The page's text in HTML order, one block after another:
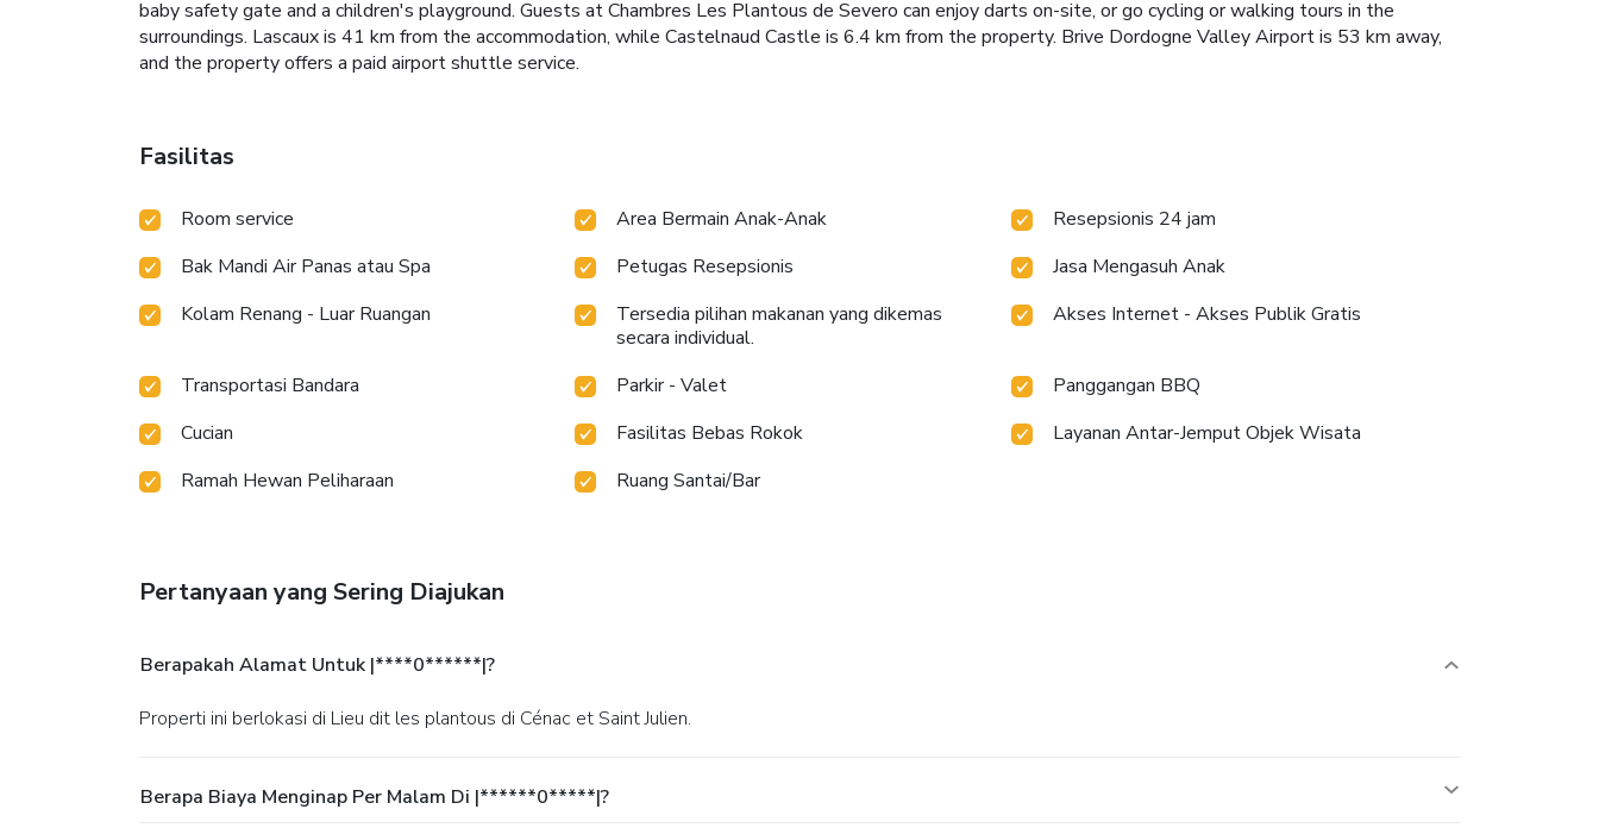
baby safety gate and a children's playground. Guests at Chambres Les Plantous de Severo can enjoy darts on-site, or go cycling or walking tours in the
surroundings. Lascaux is 41 km from the accommodation, while Castelnaud Castle is 6.4 km from the property. Brive Dordogne Valley Airport is 53 km away,
and the property offers a paid airport shuttle service.
Fasilitas
Room service Area Bermain Anak-Anak
Resepsionis 24 jam
Bak Mandi Air Panas atau Spa
Petugas Resepsionis
Jasa Mengasuh Anak
Kolam Renang - Luar Ruangan
Tersedia pilihan makanan yang dikemas
secara individual.
Akses Internet - Akses Publik Gratis
Transportasi Bandara Parkir - Valet
Panggangan BBQ
Cucian
Fasilitas Bebas Rokok
Layanan Antar-Jemput Objek Wisata
Ramah Hewan Peliharaan
Ruang Santai/Bar
Pertanyaan yang Sering Diajukan
Berapakah Alamat Untuk |****0******|?
Properti ini berlokasi di Lieu dit les plantous di Cénac et Saint Julien.
Berapa Biaya Menginap Per Malam Di |******0*****|?